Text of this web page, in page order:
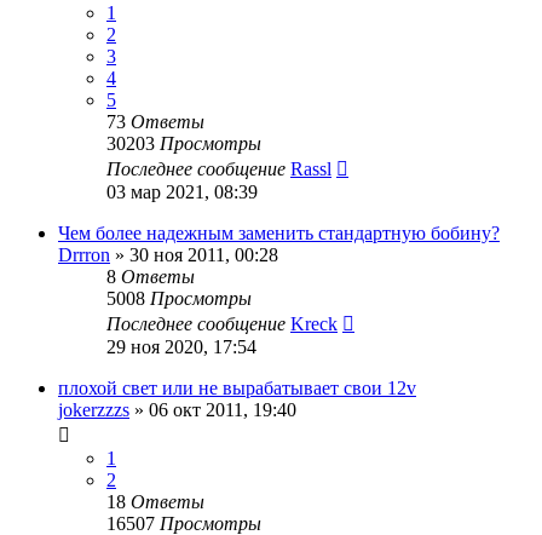
1
2
3
4
5
73 Ответы
30203 Просмотры
Последнее сообщение Rassl
03 мар 2021, 08:39
Чем более надежным заменить стандартную бобину?
Drrron » 30 ноя 2011, 00:28
8 Ответы
5008 Просмотры
Последнее сообщение Kreck
29 ноя 2020, 17:54
плохой свет или не вырабатывает свои 12v
jokerzzzs » 06 окт 2011, 19:40
1
2
18 Ответы
16507 Просмотры